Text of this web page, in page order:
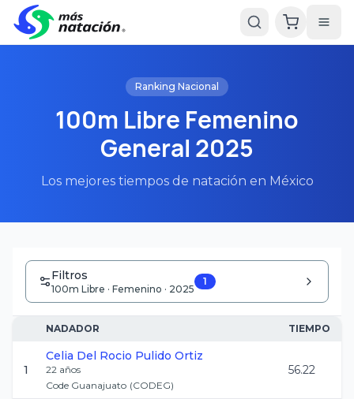
Ranking Nacional
100m Libre Femenino
General 2025
Los mejores tiempos de natación en México
Filtros
100m Libre · Femenino · 2025
1
NADADOR TIEMPO
1
Celia Del Rocio Pulido Ortiz
22 años
Code Guanajuato (CODEG)
56.22